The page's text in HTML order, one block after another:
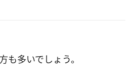
多いでしょう。